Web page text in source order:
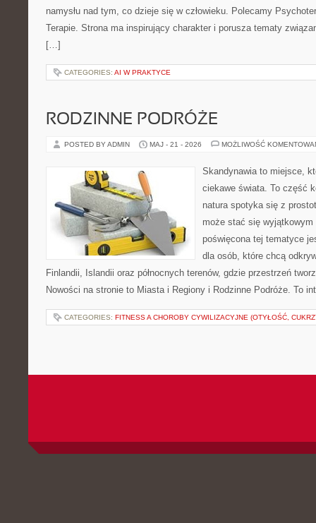
namysłu nad tym, co dzieje się w człowieku. Polecamy
Terapie. Strona ma inspirujący charakter i porusza tematy
[…]
CATEGORIES: AI W PRAKTYCE
RODZINNE PODRÓŻE
POSTED BY ADMIN MAJ - 21 - 2026 MOŻLIWOŚĆ
Skandynawia to miejsce,
ciekawe świata. To część
natura spotyka się z
może stać się
poświęcona tej tematyce
dla osób, które chcą
Finlandii, Islandii oraz północnych terenów, gdzie przestrzeń
Nowości na stronie to Miasta i Regiony i Rodzinne Podróże. To
CATEGORIES: FITNESS A CHOROBY CYWILIZACYJNE (OTYŁOŚĆ,